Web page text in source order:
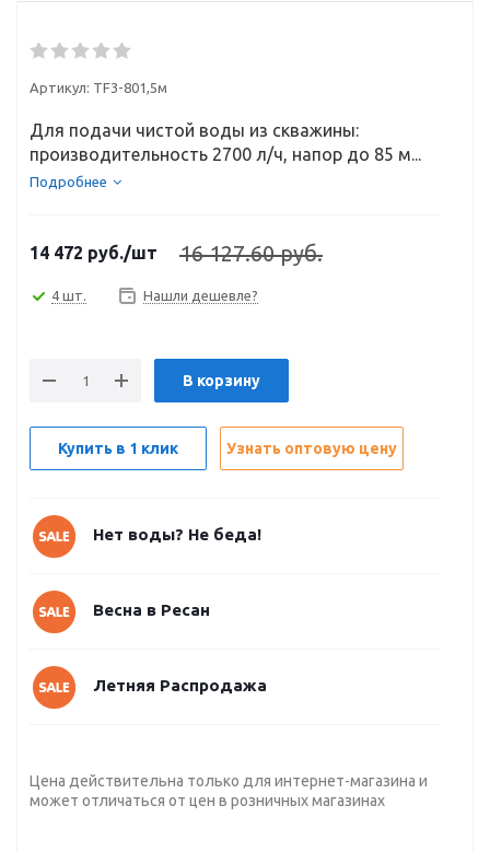
Артикул: TF3-801,5м
Для подачи чистой воды из скважины:
производительность 2700 л/ч, напор до 85 м...
Подробнее
14 472 руб./шт 16 127.60 руб.
4 шт. Нашли дешевле?
В корзину
Купить в 1 клик Узнать оптовую цену
Нет воды? Не беда!
Весна в Ресан
Летняя Распродажа
Цена действительна только для интернет-магазина и
может отличаться от цен в розничных магазинах